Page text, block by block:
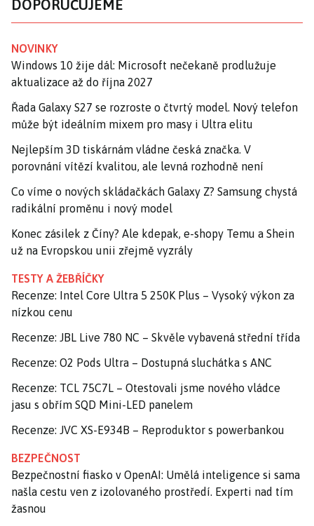
DOPORUČUJEME
NOVINKY
Windows 10 žije dál: Microsoft nečekaně prodlužuje
aktualizace až do října 2027
Řada Galaxy S27 se rozroste o čtvrtý model. Nový telefon
může být ideálním mixem pro masy i Ultra elitu
Nejlepším 3D tiskárnám vládne česká značka. V
porovnání vítězí kvalitou, ale levná rozhodně není
Co víme o nových skládačkách Galaxy Z? Samsung chystá
radikální proměnu i nový model
Konec zásilek z Číny? Ale kdepak, e-shopy Temu a Shein
už na Evropskou unii zřejmě vyzrály
TESTY A ŽEBŘÍČKY
Recenze: Intel Core Ultra 5 250K Plus – Vysoký výkon za
nízkou cenu
Recenze: JBL Live 780 NC – Skvěle vybavená střední třída
Recenze: O2 Pods Ultra – Dostupná sluchátka s ANC
Recenze: TCL 75C7L – Otestovali jsme nového vládce
jasu s obřím SQD Mini-LED panelem
Recenze: JVC XS-E934B – Reproduktor s powerbankou
BEZPEČNOST
Bezpečnostní fiasko v OpenAI: Umělá inteligence si sama
našla cestu ven z izolovaného prostředí. Experti nad tím
žasnou